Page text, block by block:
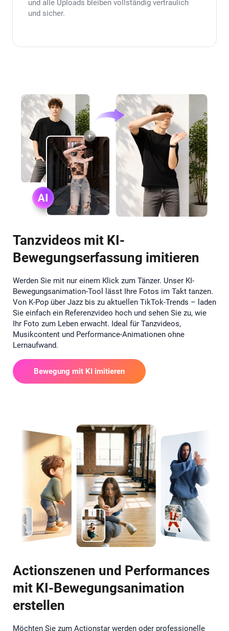
und alle Uploads bleiben vollständig vertraulich
und sicher.
Tanzvideos mit KI-
Bewegungserfassung imitieren
Werden Sie mit nur einem Klick zum Tänzer. Unser KI-
Bewegungsanimation-Tool lässt Ihre Fotos im Takt tanzen.
Von K-Pop über Jazz bis zu aktuellen TikTok-Trends – laden
Sie einfach ein Referenzvideo hoch und sehen Sie zu, wie
Ihr Foto zum Leben erwacht. Ideal für Tanzvideos,
Musikcontent und Performance-Animationen ohne
Lernaufwand.
Bewegung mit KI imitieren
Actionszenen und Performances
mit KI-Bewegungsanimation
erstellen
Möchten Sie zum Actionstar werden oder professionelle